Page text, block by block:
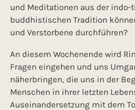
und Meditationen aus der indo-
buddhistischen Tradition
und Verstorbene durchführen?
An diesem Wochenende wird
Fragen eingehen und uns
näherbringen, die uns in der
Menschen in ihrer letzten
Auseinandersetzung mit dem